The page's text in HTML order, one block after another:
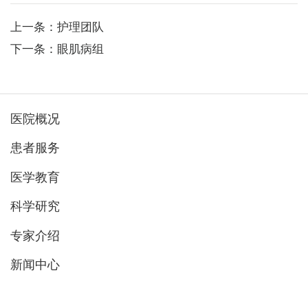
上一条：护理团队
下一条：眼肌病组
医院概况
患者服务
医学教育
科学研究
专家介绍
新闻中心